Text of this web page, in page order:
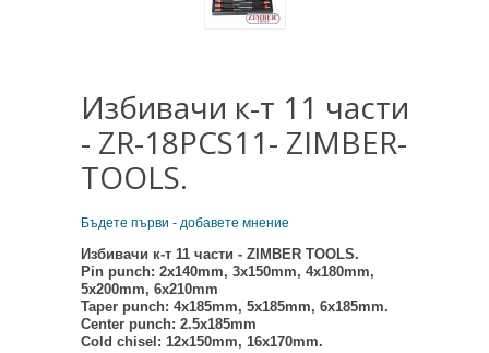
Избивачи к-т 11 части
- ZR-18PCS11- ZIMBER-
TOOLS.
Бъдете първи - добавете мнение
Избивачи к-т 11 части - ZIMBER TOOLS.
Pin punch: 2x140mm, 3x150mm, 4x180mm,
5x200mm, 6x210mm
Taper punch: 4x185mm, 5x185mm, 6x185mm.
Center punch: 2.5x185mm
Cold chisel: 12x150mm, 16x170mm.